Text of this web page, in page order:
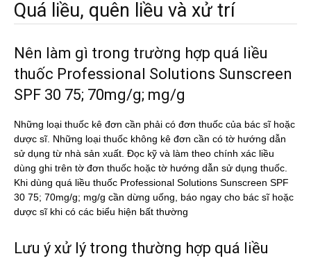
Quá liều, quên liều và xử trí
Nên làm gì trong trường hợp quá liều
thuốc Professional Solutions Sunscreen
SPF 30 75; 70mg/g; mg/g
Những loại thuốc kê đơn cần phải có đơn thuốc của bác sĩ hoặc
dược sĩ. Những loại thuốc không kê đơn cần có tờ hướng dẫn
sử dụng từ nhà sản xuất. Đọc kỹ và làm theo chính xác liều
dùng ghi trên tờ đơn thuốc hoặc tờ hướng dẫn sử dụng thuốc.
Khi dùng quá liều thuốc Professional Solutions Sunscreen SPF
30 75; 70mg/g; mg/g cần dừng uống, báo ngay cho bác sĩ hoặc
dược sĩ khi có các biểu hiện bất thường
Lưu ý xử lý trong thường hợp quá liều